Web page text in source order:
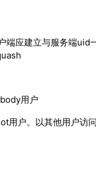
应建立与服务端uid
用户
用户。以其他用户访